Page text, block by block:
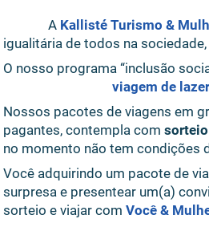
A Kallisté Turismo &
igualitária de todos na
O nosso programa “inclusão
viagem de
Nossos pacotes de viagens em
pagantes, contempla com
no momento não tem condições
Você adquirindo um pacote de
surpresa e presentear um(a)
sorteio e viajar com Você &